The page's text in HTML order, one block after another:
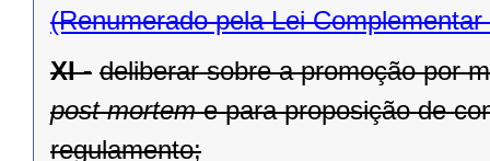
(Renumerado pela Lei
XI - deliberar sobre a promoção por
post morteme para proposição de
regulamento;